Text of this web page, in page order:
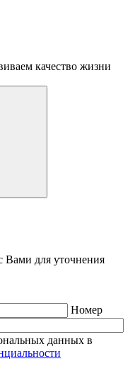
качество жизни
Вами для уточнения
Номер
данных в